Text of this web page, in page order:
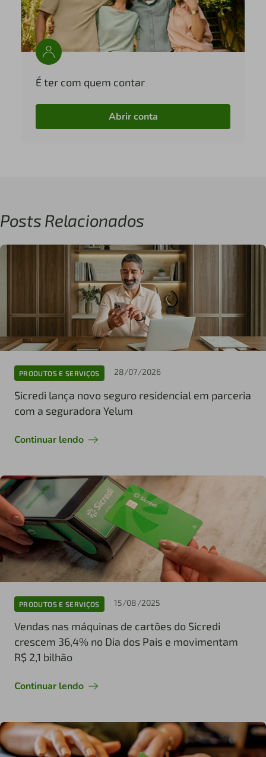
É ter com quem contar
Abrir conta
Posts Relacionados
PRODUTOS E SERVIÇOS 28/07/2026
Sicredi lança novo seguro residencial em parceria
com a seguradora Yelum
Continuar lendo
PRODUTOS E SERVIÇOS 15/08/2025
Vendas nas máquinas de cartões do Sicredi
crescem 36,4% no Dia dos Pais e movimentam
R$ 2,1 bilhão
Continuar lendo